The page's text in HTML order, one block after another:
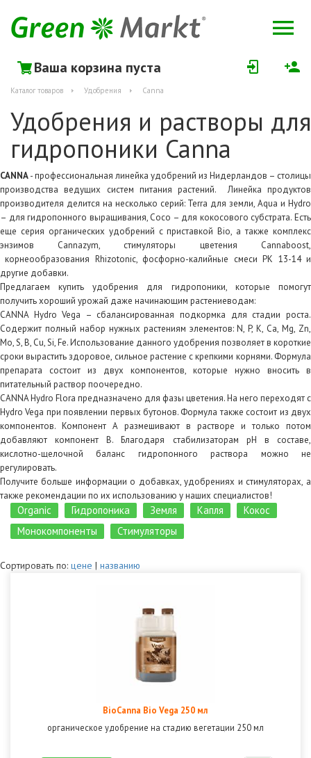
Ваша корзина пуста
Каталог товаров Удобрения Canna
Удобрения и растворы для
гидропоники Canna
CANNA- профессиональная линейка удобрений из Нидерландов – столицы
производства ведущих систем питания растений. Линейка продуктов
производителя делится на несколько серий: Terra для земли, Aqua и Hydro
– для гидропонного выращивания, Coco – для кокосового субстрата. Есть
еще серия органических удобрений с приставкой Bio, а также комплекс
энзимов Cannazym, стимуляторы цветения Cannaboost,
корнеообразования Rhizotonic, фосфорно-калийные смеси PK 13-14 и
другие добавки.
Предлагаем купить удобрения для гидропоники, которые помогут
получить хороший урожай даже начинающим растениеводам:
CANNA Hydro Vega – сбалансированная подкормка для стадии роста.
Содержит полный набор нужных растениям элементов: N, P, K, Ca, Mg, Zn,
Mo, S, B, Cu, Si, Fe. Использование данного удобрения позволяет в короткие
сроки вырастить здоровое, сильное растение с крепкими корнями. Формула
препарата состоит из двух компонентов, которые нужно вносить в
питательный раствор поочередно.
CANNA Hydro Flora предназначено для фазы цветения. На него переходят с
Hydro Vega при появлении первых бутонов. Формула также состоит из двух
компонентов. Компонент А размешивают в растворе и только потом
добавляют компонент В. Благодаря стабилизаторам рН в составе,
кислотно-щелочной баланс гидропонного раствора можно не
регулировать.
Получите больше информации о добавках, удобрениях и стимуляторах, а
также рекомендации по их использованию у наших специалистов!
Organic Гидропоника Земля Капля
Кокос
Монокомпоненты
Стимуляторы
Сортировать по: цене | названию
BioCanna Bio Vega 250 мл
органическое удобрение на стадию вегетации 250 мл